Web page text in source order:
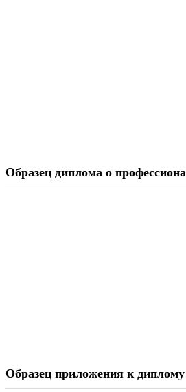
Образец диплома о
Образец приложения к диплому